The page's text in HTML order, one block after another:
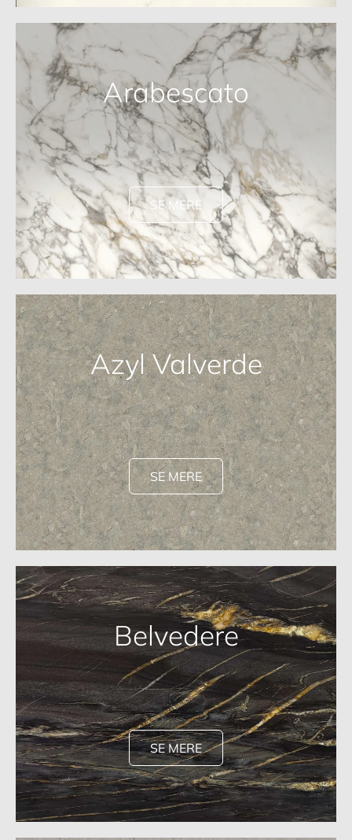
Arabescato
SE MERE
Azyl Valverde
SE MERE
Belvedere
SE MERE